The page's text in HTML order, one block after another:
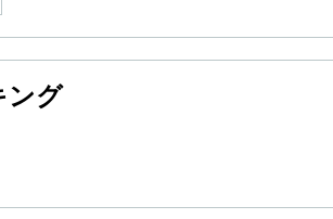
ング